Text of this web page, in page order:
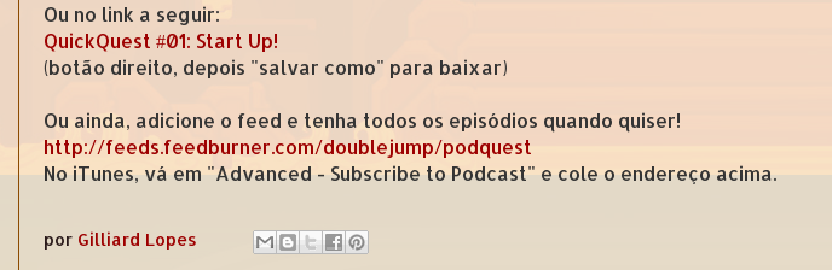
Ou no link a seguir:
QuickQuest #01: Start Up!
(botão direito, depois "salvar como" para baixar)
Ou ainda, adicione o feed e tenha todos os episódios quando quiser!
http://feeds.feedburner.com/doublejump/podquest
No iTunes, vá em "Advanced - Subscribe to Podcast" e cole o endereço acima.
por Gilliard Lopes